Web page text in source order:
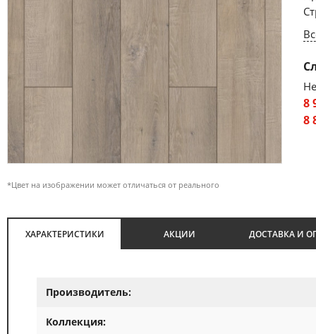
*Цвет на изображении может отличаться от реального
8
8
ХАРАКТЕРИСТИКИ АКЦИИ ДОСТАВКА И
Производитель:
Коллекция: